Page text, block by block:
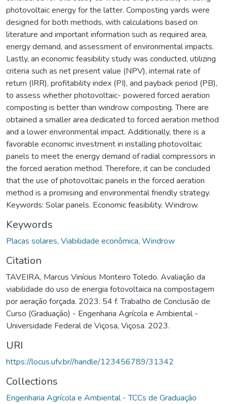
photovoltaic energy for the latter. Composting yards were
designed for both methods, with calculations based on
literature and important information such as required area,
energy demand, and assessment of environmental impacts.
Lastly, an economic feasibility study was conducted, utilizing
criteria such as net present value (NPV), internal rate of
return (IRR), profitability index (PI), and payback period (PB),
to assess whether photovoltaic- powered forced aeration
composting is better than windrow composting. There are
obtained a smaller area dedicated to forced aeration method
and a lower environmental impact. Additionally, there is a
favorable economic investment in installing photovoltaic
panels to meet the energy demand of radial compressors in
the forced aeration method. Therefore, it can be concluded
that the use of photovoltaic panels in the forced aeration
method is a promising and environmental friendly strategy.
Keywords: Solar panels. Economic feasibility. Windrow.
Keywords
Placas solares, Viabilidade econômica, Windrow
Citation
TAVEIRA, Marcus Vinícius Monteiro Toledo. Avaliação da
viabilidade do uso de energia fotovoltaica na compostagem
por aeração forçada. 2023. 54 f. Trabalho de Conclusão de
Curso (Graduação) - Engenharia Agrícola e Ambiental -
Universidade Federal de Viçosa, Viçosa. 2023.
URI
https://locus.ufv.br//handle/123456789/31342
Collections
Engenharia Agrícola e Ambiental - TCCs de Graduação